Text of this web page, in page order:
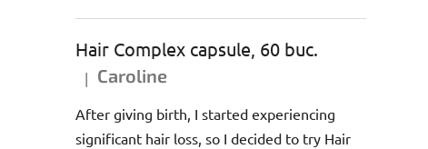
Hair Complex capsule, 60 buc.
Ratingul produsului este 5 din 5 stele.
| Caroline
After giving birth, I started experiencing
significant hair loss, so I decided to try Hair